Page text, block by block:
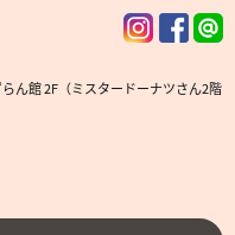
ービス改善に必要な範囲で、
します。
ては、サイト管理会社におい
上を目指すことに加え、メー
る購買の分析をして、当社の
客様が指定された他の方の宛
ん館 2F（ミスタードーナツさん2階